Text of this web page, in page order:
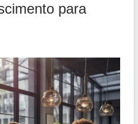
para